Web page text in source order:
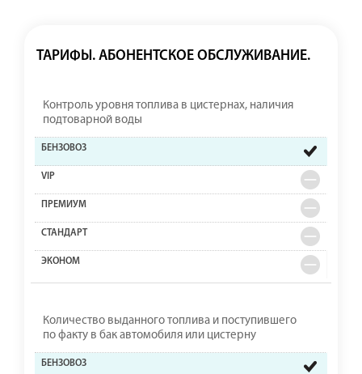
ТАРИФЫ. АБОНЕНТСКОЕ ОБСЛУЖИВАНИЕ.
Контроль уровня топлива в цистернах, наличия
подтоварной воды
Количество выданного топлива и поступившего
по факту в бак автомобиля или цистерну